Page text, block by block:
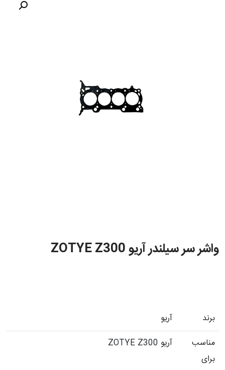
واشر سر سیلندر آریو ZOTYE Z300
برند
آريو
مناسب
برای
آریو ZOTYE Z300